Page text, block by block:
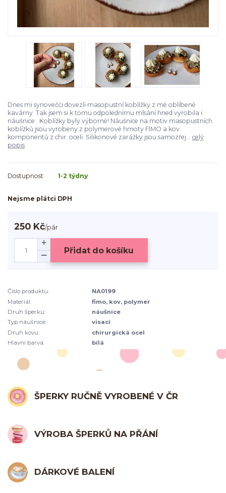
Dnes mi synovečci dovezli masopustní koblížky z mé oblíbené
kavárny Tak jsem si k tomu odpolednímu mlsání hned vyrobila i
náušnice . Koblížky byly výborné! Náušnice na motiv masopustních
koblížků jsou vyrobeny z polymerové hmoty FIMO a kov.
komponentů z chir. oceli. Silikonové zarážky jsou samozřej... celý
popis
Dostupnost 1-2 týdny
Nejsme plátci DPH
250 Kč/pár
Přidat do košíku
Číslo produktu:
NA0199
Materiál:
fimo, kov, polymer
Druh šperku:
náušnice
Typ náušnice:
visací
Druh kovu:
chirurgická ocel
Hlavní barva:
bílá
ŠPERKY RUČNĚ VYROBENÉ V ČR
VÝROBA ŠPERKŮ NA PŘÁNÍ
DÁRKOVÉ BALENÍ